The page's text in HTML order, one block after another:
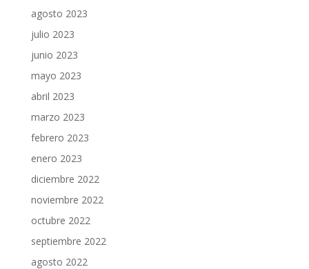
agosto 2023
julio 2023
junio 2023
mayo 2023
abril 2023
marzo 2023
febrero 2023
enero 2023
diciembre 2022
noviembre 2022
octubre 2022
septiembre 2022
agosto 2022